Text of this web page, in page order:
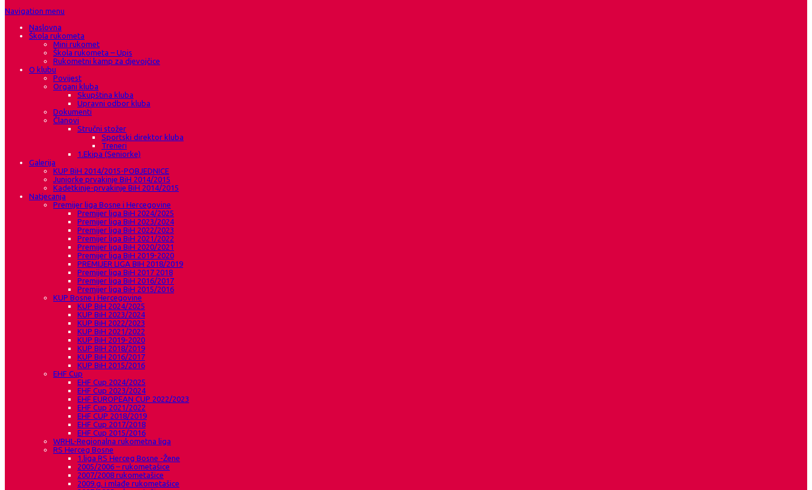
Navigation menu
Naslovna
Škola rukometa
Mini rukomet
Škola rukometa – Upis
Rukometni kamp za djevojčice
O klubu
Povijest
Organi kluba
Skupština kluba
Upravni odbor kluba
Dokumenti
Članovi
Stručni stožer
Sportski direktor kluba
Treneri
1.Ekipa (Seniorke)
Galerija
KUP BiH 2014/2015-POBJEDNICE
Juniorke prvakinje BiH 2014/2015
Kadetkinje-prvakinje BiH 2014/2015
Natjecanja
Premijer liga Bosne i Hercegovine
Premijer liga BiH 2024/2025
Premijer liga BiH 2023/2024
Premijer liga BiH 2022/2023
Premijer liga BiH 2021/2022
Premijer liga BiH 2020/2021
Premijer liga BiH 2019-2020
PREMIJER LIGA BIH 2018/2019
Premijer liga BiH 2017 2018
Premijer liga BiH 2016/2017
Premijer liga BiH 2015/2016
KUP Bosne i Hercegovine
KUP BiH 2024/2025
KUP BiH 2023/2024
KUP BiH 2022/2023
KUP BiH 2021/2022
KUP BiH 2019-2020
KUP BIH 2018/2019
KUP BiH 2016/2017
KUP BiH 2015/2016
EHF Cup
EHF Cup 2024/2025
EHF Cup 2023/2024
EHF EUROPEAN CUP 2022/2023
EHF Cup 2021/2022
EHF CUP 2018/2019
EHF Cup 2017/2018
EHF Cup 2015/2016
WRHL-Regionalna rukometna liga
RS Herceg Bosne
1.liga RS Herceg Bosne -Žene
2005/2006 – rukometašice
2007/2008 rukometašice
2009.g. i mlađe rukometašice